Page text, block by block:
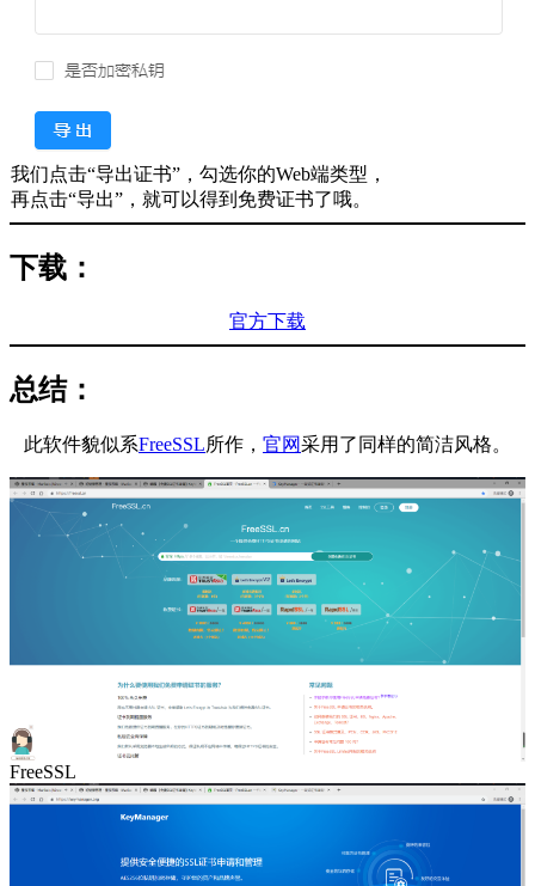
我们点击“导出证书”，勾选你的Web端类型，
再点击“导出”，就可以得到免费证书了哦。
下载：
官方下载
总结：
此软件貌似系FreeSSL所作， 官网采用了同样的简洁风格。
FreeSSL